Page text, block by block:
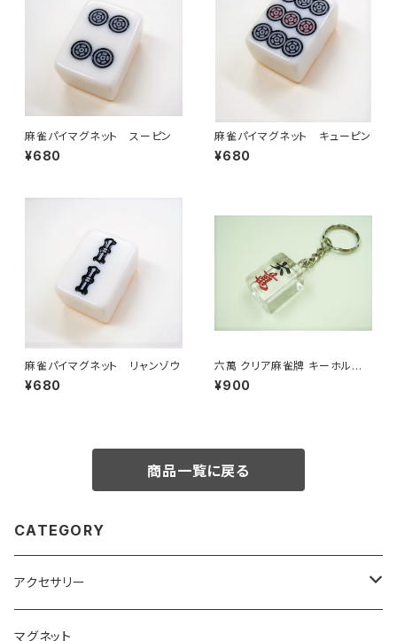
麻雀パイマグネット スーピン
¥680
麻雀パイマグネット キューピン
¥680
麻雀パイマグネット リャンゾウ
¥680
六萬 クリア麻雀牌 キーホルダ
ー
¥900
商品一覧に戻る
CATEGORY
アクセサリー
キーホルダー
マグネット